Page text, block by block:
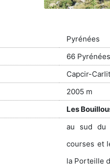
Pyrénées
66
Capcir-Carlit
2005 m
Les
au sud du
courses et
la Porteille